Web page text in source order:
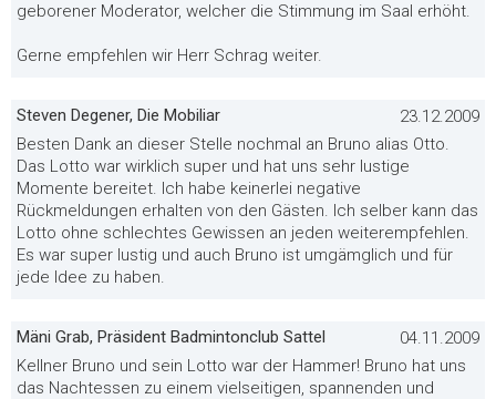
geborener Moderator, welcher die Stimmung im Saal erhöht.
Gerne empfehlen wir Herr Schrag weiter.
Steven Degener, Die Mobiliar
23.12.2009
Besten Dank an dieser Stelle nochmal an Bruno alias Otto.
Das Lotto war wirklich super und hat uns sehr lustige
Momente bereitet. Ich habe keinerlei negative
Rückmeldungen erhalten von den Gästen. Ich selber kann das
Lotto ohne schlechtes Gewissen an jeden weiterempfehlen.
Es war super lustig und auch Bruno ist umgämglich und für
jede Idee zu haben.
Mäni Grab, Präsident Badmintonclub Sattel
04.11.2009
Kellner Bruno und sein Lotto war der Hammer! Bruno hat uns
das Nachtessen zu einem vielseitigen, spannenden und